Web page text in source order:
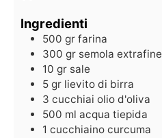
Ingredienti
500 gr farina
300 gr semola extrafine
10 gr sale
5 gr lievito di birra
3 cucchiai olio d'oliva
500 ml acqua tiepida
1 cucchiaino curcuma